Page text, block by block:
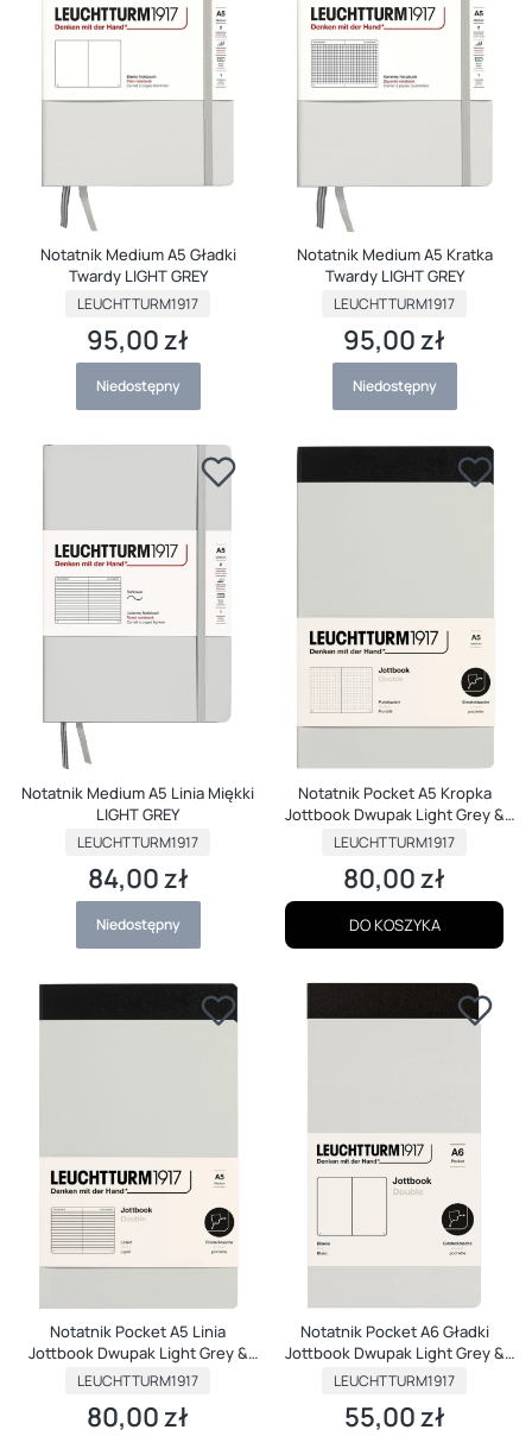
Notatnik Medium A5 Gładki
Twardy LIGHT GREY
PRODUCENT
LEUCHTTURM1917
Cena
95,00 zł
Niedostępny
Notatnik Medium A5 Kratka
Twardy LIGHT GREY
PRODUCENT
LEUCHTTURM1917
Cena
95,00 zł
Niedostępny
Notatnik Medium A5 Linia Miękki
LIGHT GREY
PRODUCENT
LEUCHTTURM1917
Cena
84,00 zł
Niedostępny
Notatnik Pocket A5 Kropka
Jottbook Dwupak Light Grey &
Black
PRODUCENT
LEUCHTTURM1917
Cena
80,00 zł
DO KOSZYKA
Notatnik Pocket A5 Linia
Jottbook Dwupak Light Grey &
Black
PRODUCENT
LEUCHTTURM1917
Cena
80,00 zł
Notatnik Pocket A6 Gładki
Jottbook Dwupak Light Grey &
Black
PRODUCENT
LEUCHTTURM1917
Cena
55,00 zł